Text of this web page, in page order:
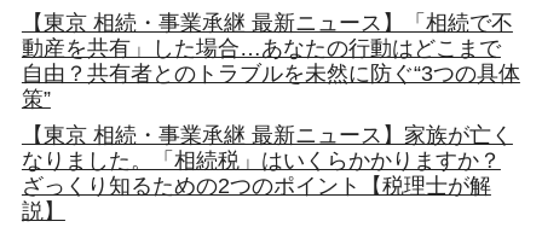
【東京 相続・事業承継 最新ニュース】「相続で不
動産を共有」した場合…あなたの行動はどこまで
自由？共有者とのトラブルを未然に防ぐ“3つの具体
策”
【東京 相続・事業承継 最新ニュース】家族が亡く
なりました。「相続税」はいくらかかりますか？
ざっくり知るための2つのポイント【税理士が解
説】